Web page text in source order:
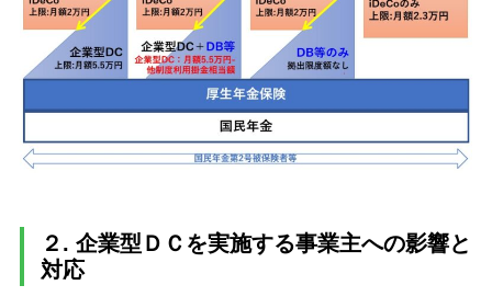
２. 企業型ＤＣを実施する事業主への影響と
対応